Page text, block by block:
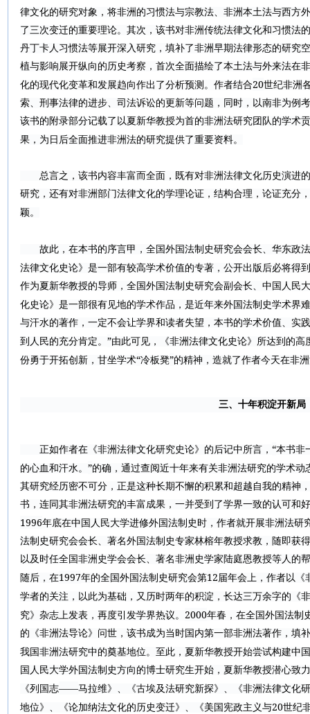
律文化的研究对象，将非洲的习惯法与宗教法、非洲本土法与西方
了三次变迁的重要理论。其次，该书对非洲传统法律文化和习惯法
丹丁卡人习惯法等展开深入研究，填补了非洲早期法律形态的研究
植与影响展开纵向的历史考察，首次全面描绘了本土法与外来法在
化的现代化变革和发展趋向作出了分析预测。作者结合20世纪非洲
索、刑事法律的进步、司法诉讼的更新等问题，同时，以南非为例
该书的附录部分记载了以夏新华教授为首的非洲法研究团队的学术
果，为日后全面推进非洲法的研究提供了重要资料。
总言之，该书内容丰富而全面，既有对非洲法律文化历史演进
研究，还有对非洲部门法律文化的学理论证，结构合理，论证充分
颖。
故此，在本书的序言甲，全国外国法制史研究会会长、华东政
法律文化史论》是一部有较高学术价值的专著，公开出版后必将得
作为夏新华教授的导师，全国外国法制史研究会副会长、中国人民
化史论》是一部很有见地的学术作品，是近年来外国法制史学术界
与汗水的著作，一定不会让学界和读者失望，本书的学术价值、实
到人民的充分肯定。 ”由此可见，《非洲法律文化史论》所达到的
份勇于开拓创新，甘坐学术“冷板凳”的精神，造就了作者今天在非
三、十年积淀开新局
正如作者在《非洲法律文化研究史论》的后记中所言， “本书非
的心血和汗水。 ”的确，通过查阅近十年来有关非洲法研究的学术
其研究经历密不可分，正是这种长期不懈的积累和超越自我的精神
书，连同其非洲法研究的丰富成果，一并受到了学界一致的认可和
1996年底在中国人民大学进修外国法制史时，作者就开展非洲法研
法制史研究会会长、著名外国法制史专家林榕年教授求教，随即获
以及时任全国非洲史学会会长、著名非洲史学家陆庭恩教授等人的
随后，在1997年的全国外国法制史研究会第12届年会上，作者以《
学者的关注，以此为基础，又历时两年的积淀，长达三万余字的《
究》杂志上发表，再度引发学界热议。 2000年春，在全国外国法制
的《非洲法导论》问世，该书成为当时国内第一部非洲法著作，填
我国非洲法研究中的奠基地位。至此，夏新华教授开始尝试构建中
国人民大学外国法制史方向的博士研究生开始，夏新华教授潜心致
《列国志——马拉维》、《古埃及法研究新探》、《非洲法律文化
地位》、《论加纳法文化的历史变迁》、《美国宪政主义与20世纪